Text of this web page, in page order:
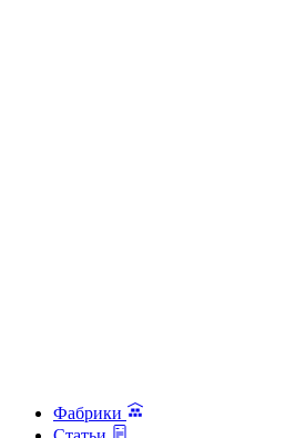
Фабрики